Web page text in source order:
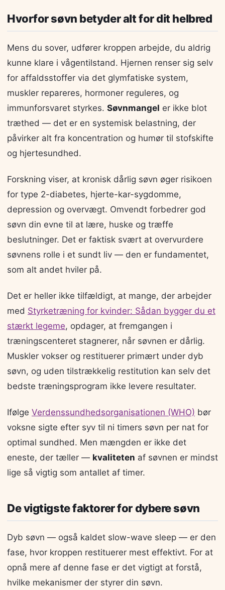
Hvorfor søvn betyder alt for dit helbred
Mens du sover, udfører kroppen arbejde, du aldrig
kunne klare i vågentilstand. Hjernen renser sig selv
for affaldsstoffer via det glymfatiske system,
muskler repareres, hormoner reguleres, og
immunforsvaret styrkes. Søvnmangel er ikke blot
træthed — det er en systemisk belastning, der
påvirker alt fra koncentration og humør til stofskifte
og hjertesundhed.
Forskning viser, at kronisk dårlig søvn øger risikoen
for type 2-diabetes, hjerte-kar-sygdomme,
depression og overvægt. Omvendt forbedrer god
søvn din evne til at lære, huske og træffe
beslutninger. Det er faktisk svært at overvurdere
søvnens rolle i et sundt liv — den er fundamentet,
som alt andet hviler på.
Det er heller ikke tilfældigt, at mange, der arbejder
med Styrketræning for kvinder: Sådan bygger du et
stærkt legeme, opdager, at fremgangen i
træningscenteret stagnerer, når søvnen er dårlig.
Muskler vokser og restituerer primært under dyb
søvn, og uden tilstrækkelig restitution kan selv det
bedste træningsprogram ikke levere resultater.
Ifølge Verdenssundhedsorganisationen (WHO) bør
voksne sigte efter syv til ni timers søvn per nat for
optimal sundhed. Men mængden er ikke det
eneste, der tæller — kvaliteten af søvnen er mindst
lige så vigtig som antallet af timer.
De vigtigste faktorer for dybere søvn
Dyb søvn — også kaldet slow-wave sleep — er den
fase, hvor kroppen restituerer mest effektivt. For at
opnå mere af denne fase er det vigtigt at forstå,
hvilke mekanismer der styrer din søvn.